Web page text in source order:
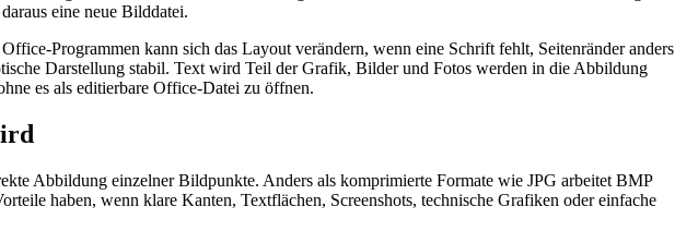
eine neue Bilddatei.
Programmen kann sich das Layout verändern, wenn eine Schrift fehlt, Seitenränder anders
Darstellung stabil. Text wird Teil der Grafik, Bilder und Fotos werden in die Abbildung
es als editierbare Office-Datei zu öffnen.
Abbildung einzelner Bildpunkte. Anders als komprimierte Formate wie JPG arbeitet BMP
haben, wenn klare Kanten, Textflächen, Screenshots, technische Grafiken oder einfache